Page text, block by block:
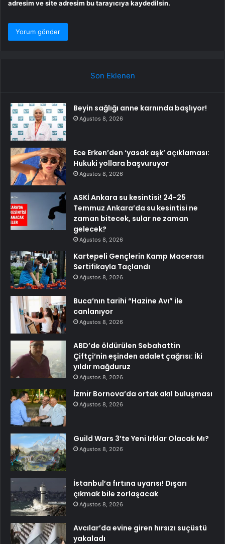
adresim ve site adresim bu tarayıcıya kaydedilsin.
Son Eklenen
Beyin sağlığı anne karnında başlıyor!
Ağustos 8, 2026
Ece Erken’den ‘yasak aşk’ açıklaması:
Hukuki yollara başvuruyor
Ağustos 8, 2026
ASKİ Ankara su kesintisi! 24-25
Temmuz Ankara’da su kesintisi ne
zaman bitecek, sular ne zaman
gelecek?
Ağustos 8, 2026
Kartepeli Gençlerin Kamp Macerası
Sertifikayla Taçlandı
Ağustos 8, 2026
Buca’nın tarihi “Hazine Avı” ile
canlanıyor
Ağustos 8, 2026
ABD’de öldürülen Sebahattin
Çiftçi’nin eşinden adalet çağrısı: İki
yıldır mağduruz
Ağustos 8, 2026
İzmir Bornova’da ortak akıl buluşması
Ağustos 8, 2026
Guild Wars 3’te Yeni Irklar Olacak Mı?
Ağustos 8, 2026
İstanbul’a fırtına uyarısı! Dışarı
çıkmak bile zorlaşacak
Ağustos 8, 2026
Avcılar’da evine giren hırsızı suçüstü
yakaladı